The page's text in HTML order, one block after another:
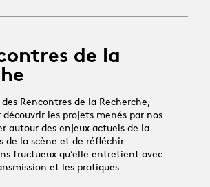
de la
Rencontres de la Recherche,
les projets menés par nos
autour des enjeux actuels de la
de la scène et de réfléchir
fructueux qu’elle entretient avec
et les pratiques